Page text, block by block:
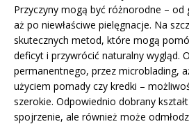
Przyczyny mogą być różnorodne – od
aż po niewłaściwe pielęgnacje. Na
skutecznych metod, które mogą
deficyt i przywrócić naturalny wygląd.
permanentnego, przez microblading,
użyciem pomady czy kredki –
szerokie. Odpowiednio dobrany
spojrzenie, ale również może